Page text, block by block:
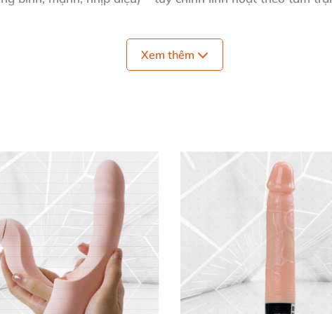
cho tắm bồn hoặc dưới vòi sen. 💦
máy rung cá nhân Nhật Bản
, kết hợp công nghệ tiên tiến
Cao 🌟
tình yêudễ dàng tiếp cận mọi điểm nhạy cảm, mang
đã tìm thấy nhịp điệu yêu thích. Motor công suất khủng
Xem thêm